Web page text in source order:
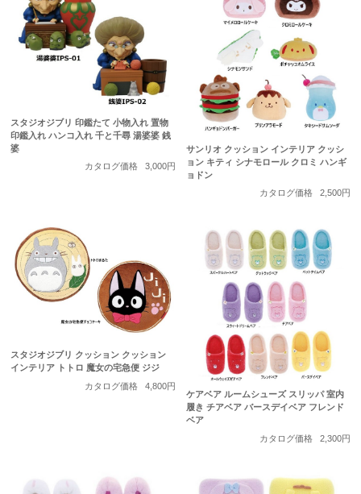
スタジオジブリ 印鑑たて 小物入れ 置物
印鑑入れ ハンコ入れ 千と千尋 湯婆婆 銭
婆
カタログ価格
3,000円
サンリオ クッション インテリア クッシ
ョン キティ シナモロール クロミ ハンギ
ョドン
カタログ価格
2,500円
スタジオジブリ クッション クッション
インテリア トトロ 魔女の宅急便 ジジ
カタログ価格
4,800円
ケアベア ルームシューズ スリッパ 室内
履き チアベア バースデイベア フレンド
ベア
カタログ価格
2,300円